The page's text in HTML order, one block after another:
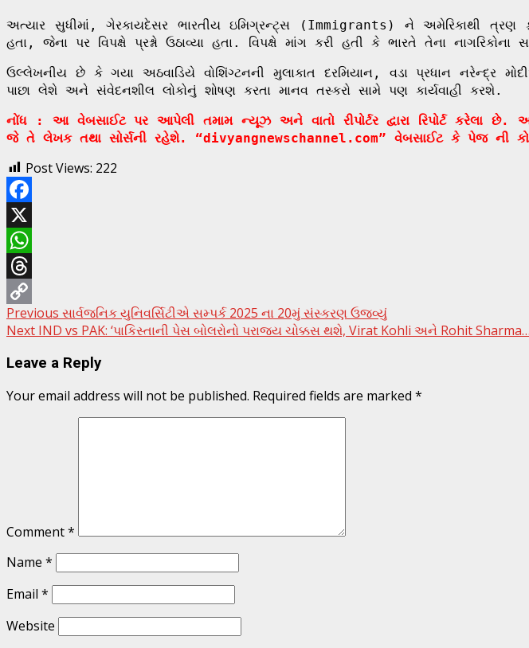
અત્યાર સુધીમાં, ગેરકાયદેસર ભારતીય ઇમિગ્રન્ટ્સ (Immigrants) ને અમેરિકાથી
હતા, જેના પર વિપક્ષે પ્રશ્નો ઉઠાવ્યા હતા. વિપક્ષે માંગ કરી હતી કે ભારતે તેના
ઉલ્લેખનીય છે કે ગયા અઠવાડિયે વોશિંગ્ટનની મુલાકાત દરમિયાન, વડા પ્રધાન નરેન્દ્ર
પાછા લેશે અને સંવેદનશીલ લોકોનું શોષણ કરતા માનવ તસ્કરો સામે પણ કાર્યવાહી કરશે.
નોંધ : આ વેબસાઈટ પર આપેલી તમામ ન્યૂઝ અને વાતો રીપોર્ટર દ્વારા રિપોર્ટ કરેલા છે.
જે તે લેખક તથા સોર્સની રહેશે. “divyangnewschannel.com” વેબસાઈટ કે પેજ ની
Post Views: 222
Facebook
X
WhatsApp
Threads
Copy
Link
Previous સાર્વજનિક યુનિવર્સિટીએ સમ્પર્ક 2025 ના 20મું સંસ્કરણ ઉજવ્યું
Next IND vs PAK: ‘પાકિસ્તાની પેસ બોલરોનો પરાજય ચોક્કસ થશે, Virat Kohli અને Rohit
Leave a Reply
Your email address will not be published. Required fields are marked *
Comment*
Name *
Email *
Website